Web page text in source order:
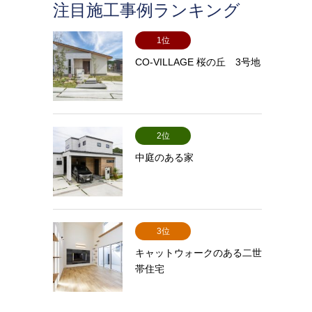
注目施工事例ランキング
1位
CO-VILLAGE 桜の丘 3号地
2位
中庭のある家
3位
キャットウォークのある二世
帯住宅